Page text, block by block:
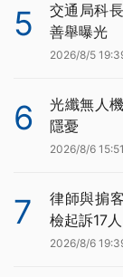
5
交通局科
善舉曝光
2026/8/5
6
光纖無人
隱憂
2026/8/6 15:51
7
律師與掮
檢起訴17人
2026/8/6